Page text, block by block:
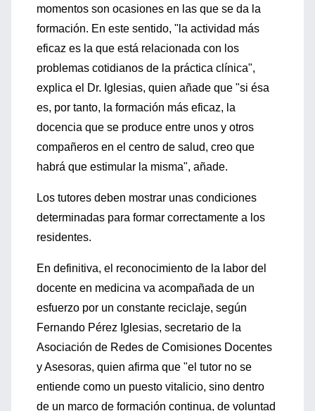
momentos son ocasiones en las que se da la
formación. En este sentido, "la actividad más
eficaz es la que está relacionada con los
problemas cotidianos de la práctica clínica",
explica el Dr. Iglesias, quien añade que "si ésa
es, por tanto, la formación más eficaz, la
docencia que se produce entre unos y otros
compañeros en el centro de salud, creo que
habrá que estimular la misma", añade.
Los tutores deben mostrar unas condiciones
determinadas para formar correctamente a los
residentes.
En definitiva, el reconocimiento de la labor del
docente en medicina va acompañada de un
esfuerzo por un constante reciclaje, según
Fernando Pérez Iglesias, secretario de la
Asociación de Redes de Comisiones Docentes
y Asesoras, quien afirma que "el tutor no se
entiende como un puesto vitalicio, sino dentro
de un marco de formación continua, de voluntad